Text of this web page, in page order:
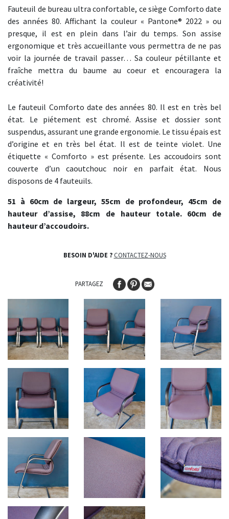
Fauteuil de bureau ultra confortable, ce siège Comforto date
des années 80. Affichant la couleur « Pantone® 2022 » ou
presque, il est en plein dans l’air du temps. Son assise
ergonomique et très accueillante vous permettra de ne pas
voir la journée de travail passer… Sa couleur pétillante et
fraîche mettra du baume au coeur et encouragera la
créativité!
Le fauteuil Comforto date des années 80. Il est en très bel
état. Le piétement est chromé. Assise et dossier sont
suspendus, assurant une grande ergonomie. Le tissu épais est
d’origine et en très bel état. Il est de teinte violet. Une
étiquette « Comforto » est présente. Les accoudoirs sont
couverte d’un caoutchouc noir en parfait état. Nous
disposons de 4 fauteuils.
51 à 60cm de largeur, 55cm de profondeur, 45cm de
hauteur d’assise, 88cm de hauteur totale. 60cm de
hauteur d’accoudoirs.
BESOIN D'AIDE ? CONTACTEZ-NOUS
PARTAGEZ